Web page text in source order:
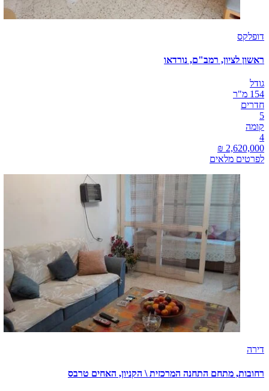
דופלקס
ראשון לציון, רמב"ם, נורדאו
גודל
154 מ"ר
חדרים
5
קומה
4
לפרטים מלאים
דירה
רחובות, מתחם התחנה המרכזית \ הקניון, האחים טרבס